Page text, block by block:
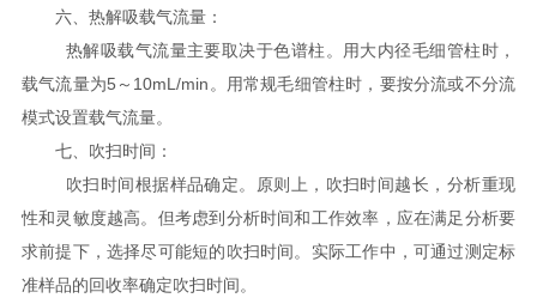
六、热解吸载气流量：
热解吸载气流量主要取决于色谱柱。用大内径毛细管柱时，
载气流量为5～10mL/min。用常规毛细管柱时，要按分流或不分流
模式设置载气流量。
七、吹扫时间：
吹扫时间根据样品确定。原则上，吹扫时间越长，分析重现
性和灵敏度越高。但考虑到分析时间和工作效率，应在满足分析要
求前提下，选择尽可能短的吹扫时间。实际工作中，可通过测定标
准样品的回收率确定吹扫时间。